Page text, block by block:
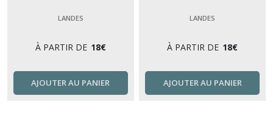
LANDES
À PARTIR DE 18€
AJOUTER AU PANIER
LANDES
À PARTIR DE 18€
AJOUTER AU PANIER